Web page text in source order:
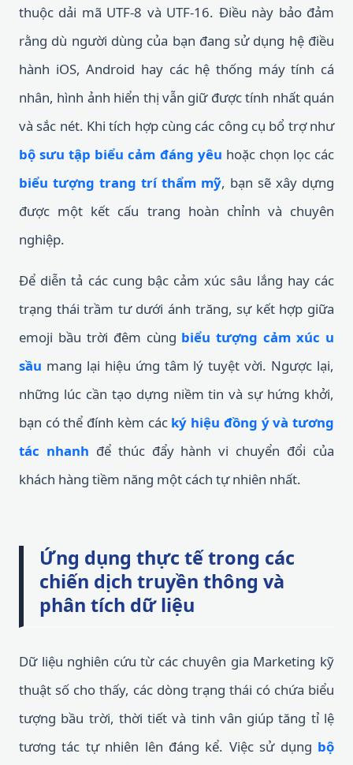
thuộc dải mã UTF-8 và UTF-16. Điều này bảo đảm
rằng dù người dùng của bạn đang sử dụng hệ điều
hành iOS, Android hay các hệ thống máy tính cá
nhân, hình ảnh hiển thị vẫn giữ được tính nhất quán
và sắc nét. Khi tích hợp cùng các công cụ bổ trợ như
bộ sưu tập biểu cảm đáng yêu hoặc chọn lọc các
biểu tượng trang trí thẩm mỹ, bạn sẽ xây dựng
được một kết cấu trang hoàn chỉnh và chuyên
nghiệp.
Để diễn tả các cung bậc cảm xúc sâu lắng hay các
trạng thái trầm tư dưới ánh trăng, sự kết hợp giữa
emoji bầu trời đêm cùng biểu tượng cảm xúc u
sầu mang lại hiệu ứng tâm lý tuyệt vời. Ngược lại,
những lúc cần tạo dựng niềm tin và sự hứng khởi,
bạn có thể đính kèm các ký hiệu đồng ý và tương
tác nhanh để thúc đẩy hành vi chuyển đổi của
khách hàng tiềm năng một cách tự nhiên nhất.
Ứng dụng thực tế trong các
chiến dịch truyền thông và
phân tích dữ liệu
Dữ liệu nghiên cứu từ các chuyên gia Marketing kỹ
thuật số cho thấy, các dòng trạng thái có chứa biểu
tượng bầu trời, thời tiết và tinh vân giúp tăng tỉ lệ
tương tác tự nhiên lên đáng kể. Việc sử dụng bộ